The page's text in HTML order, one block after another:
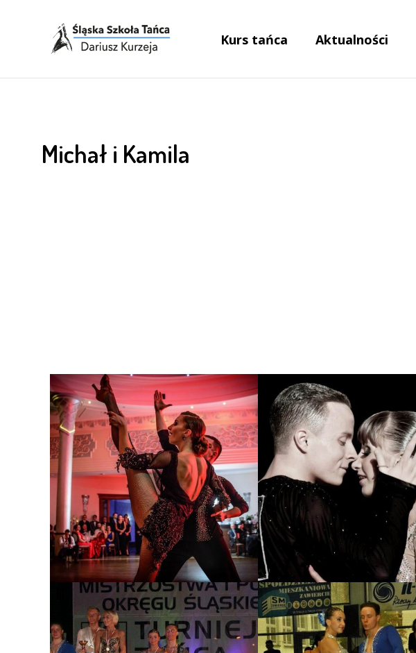
Kurs tańca Aktualności
Michał i Kamila